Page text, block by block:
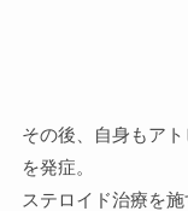
その後、自身もア
を発症。
ステロイド治療を